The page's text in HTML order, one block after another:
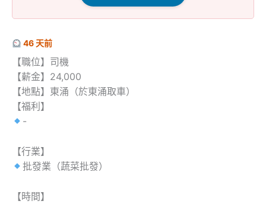
46 天前
【職位】司機
【薪金】24,000
【地點】東涌（於東涌取車）
【福利】
-
【行業】
批發業（蔬菜批發）
【時間】